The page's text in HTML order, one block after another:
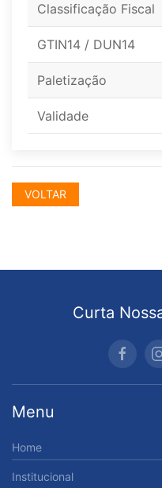
Classificação Fiscal
GTIN14 / DUN14
Paletização
Validade
VOLTAR
Curta
Menu
Home
Institucional